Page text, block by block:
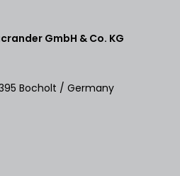
GmbH & Co. KG
Bocholt / Germany